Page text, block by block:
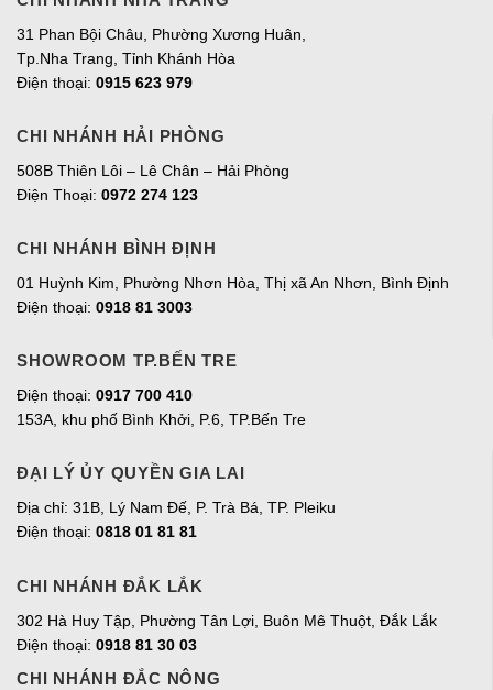
31 Phan Bội Châu, Phường Xương Huân,
Tp.Nha Trang, Tỉnh Khánh Hòa
Điện thoại: 0915 623 979
CHI NHÁNH HẢI PHÒNG
508B Thiên Lôi – Lê Chân – Hải Phòng
Điện Thoại: 0972 274 123
CHI NHÁNH BÌNH ĐỊNH
01 Huỳnh Kim, Phường Nhơn Hòa, Thị xã An Nhơn, Bình Định
Điện thoại: 0918 81 3003
SHOWROOM TP.BẾN TRE
Điện thoại: 0917 700 410
153A, khu phố Bình Khởi, P.6, TP.Bến Tre
ĐẠI LÝ ỦY QUYỀN GIA LAI
Địa chỉ: 31B, Lý Nam Đế, P. Trà Bá, TP. Pleiku
Điện thoại: 0818 01 81 81
CHI NHÁNH ĐẮK LẮK
302 Hà Huy Tập, Phường Tân Lợi, Buôn Mê Thuột, Đắk Lắk
Điện thoại: 0918 81 30 03
CHI NHÁNH ĐẮC NÔNG